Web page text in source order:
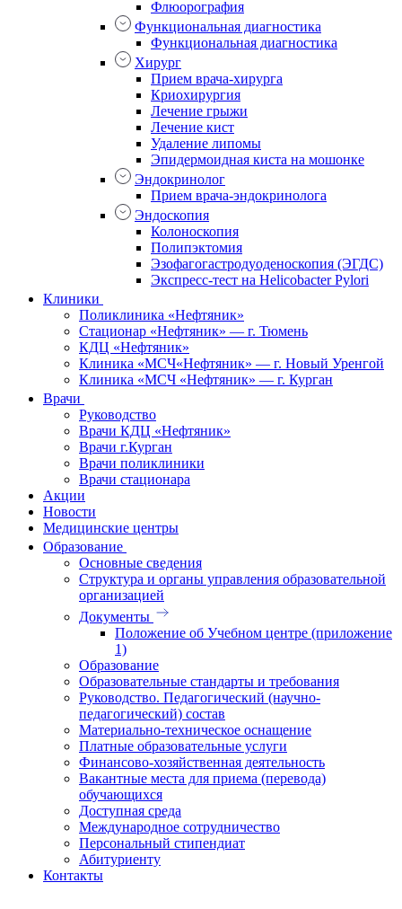
Флюорография
Функциональная диагностика
Функциональная диагностика
Хирург
Прием врача-хирурга
Криохирургия
Лечение грыжи
Лечение кист
Удаление липомы
Эпидермоидная киста на мошонке
Эндокринолог
Прием врача-эндокринолога
Эндоскопия
Колоноскопия
Полипэктомия
Эзофагогастродуоденоскопия (ЭГДС)
Экспресс-тест на Helicobacter Pylori
Клиники
Поликлиника «Нефтяник»
Стационар «Нефтяник» — г. Тюмень
КДЦ «Нефтяник»
Клиника «МСЧ«Нефтяник» — г. Новый Уренгой
Клиника «МСЧ «Нефтяник» — г. Курган
Врачи
Руководство
Врачи КДЦ «Нефтяник»
Врачи г.Курган
Врачи поликлиники
Врачи стационара
Акции
Новости
Медицинские центры
Образование
Основные сведения
Структура и органы управления образовательной
организацией
Документы
Положение об Учебном центре (приложение
1)
Образование
Образовательные стандарты и требования
Руководство. Педагогический (научно-
педагогический) состав
Материально-техническое оснащение
Платные образовательные услуги
Финансово-хозяйственная деятельность
Вакантные места для приема (перевода)
обучающихся
Доступная среда
Международное сотрудничество
Персональный стипендиат
Абитуриенту
Контакты